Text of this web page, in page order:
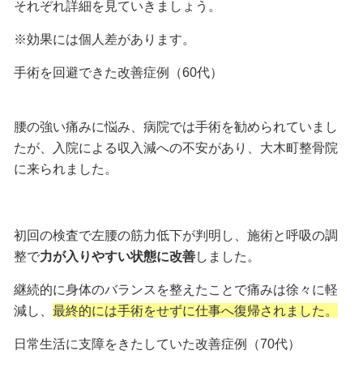
それぞれ詳細を見ていきましょう。
※効果には個人差があります。
手術を回避できた改善症例（60代）
腰の強い痛みに悩み、病院では手術を勧められていまし
たが、入院による収入減への不安があり、大木町整骨院
に来られました。
初回の検査で左腰の筋力低下が判明し、施術と呼吸の調
整で力が入りやすい状態に改善しました。
継続的に身体のバランスを整えたことで痛みは徐々に軽
減し、 最終的には手術をせずに仕事へ復帰されました。
日常生活に支障をきたしていた改善症例（70代）